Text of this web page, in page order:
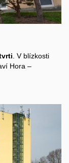
. V blízkosti
Hora –